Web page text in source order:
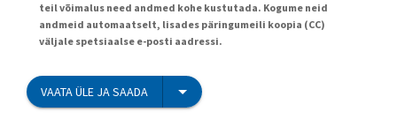
teil võimalus need andmed kohe kustutada. Kogume neid
andmeid automaatselt, lisades päringumeili koopia (CC)
väljale spetsiaalse e-posti aadressi.
VAATA ÜLE JA SAADA